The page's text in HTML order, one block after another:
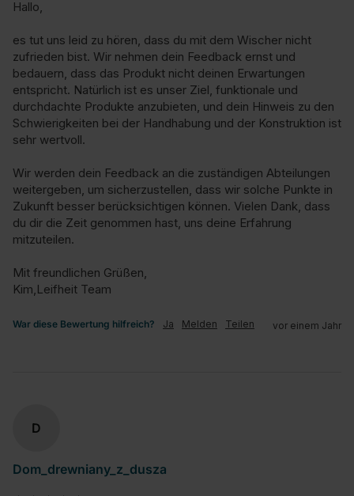
Hallo,
es tut uns leid zu hören, dass du mit dem Wischer nicht
zufrieden bist. Wir nehmen dein Feedback ernst und
bedauern, dass das Produkt nicht deinen Erwartungen
entspricht. Natürlich ist es unser Ziel, funktionale und
durchdachte Produkte anzubieten, und dein Hinweis zu den
Schwierigkeiten bei der Handhabung und der Konstruktion ist
sehr wertvoll.
Wir werden dein Feedback an die zuständigen Abteilungen
weitergeben, um sicherzustellen, dass wir solche Punkte in
Zukunft besser berücksichtigen können. Vielen Dank, dass
du dir die Zeit genommen hast, uns deine Erfahrung
mitzuteilen.
Mit freundlichen Grüßen,
Kim,Leifheit Team
War diese Bewertung hilfreich? Ja Melden Teilen vor einem Jahr
D
Dom_drewniany_z_dusza